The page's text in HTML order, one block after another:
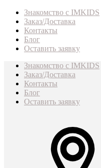
Знакомство с IMKIDS
Заказ/Доставка
Контакты
Блог
Оставить заявку
Знакомство с IMKIDS
Заказ/Доставка
Контакты
Блог
Оставить заявку